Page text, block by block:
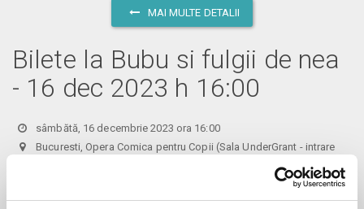
MAI MULTE DETALII
Bilete la Bubu si fulgii de nea
- 16 dec 2023 h 16:00
sâmbătă, 16 decembrie 2023 ora 16:00
Bucuresti, Opera Comica pentru Copii (Sala UnderGrant - intrare